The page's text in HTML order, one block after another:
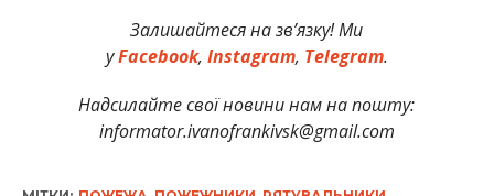
Залишайтеся на зв’язку! Ми
уFacebook, Instagram, Telegram.
Надсилайте свої новини нам на пошту:
informator.ivanofrankivsk@gmail.com